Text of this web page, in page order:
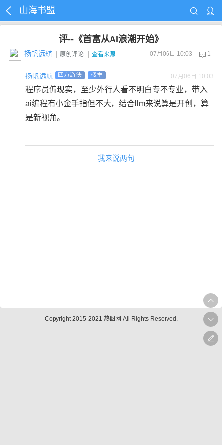
山海书盟
评--《首富从AI浪潮开始》
扬帆远航 原创评论 查看来源 07月06日 10:03 1
扬帆远航 四方游侠 楼主 07月06日 10:03
程序员偏现实，至少外行人看不明白专不专业，带入
ai编程有小金手指但不大，结合llm来说算是开创，算
是新视角。
我来说两句
Copyright 2015-2021 热图网 All Rights Reserved.